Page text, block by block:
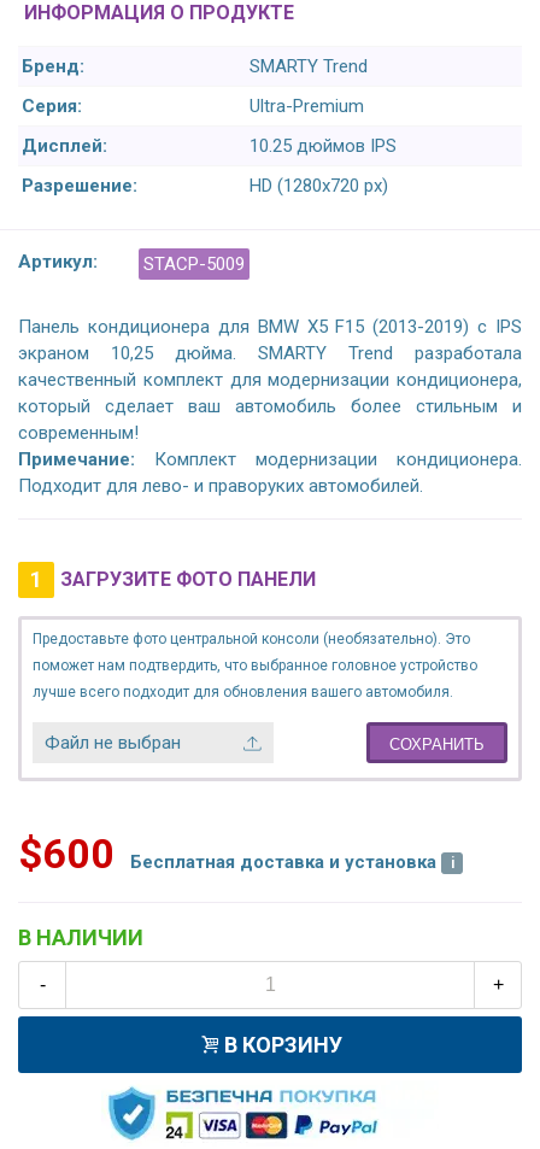
ИНФОРМАЦИЯ О ПРОДУКТЕ
Бренд:
SMARTY Trend
Серия:
Ultra-Premium
Дисплей:
10.25 дюймов IPS
Разрешение:
HD (1280х720 px)
Артикул: STACP-5009
Панель кондиционера для BMW X5 F15 (2013-2019) с IPS
экраном 10,25 дюйма. SMARTY Trend разработала
качественный комплект для модернизации кондиционера,
который сделает ваш автомобиль более стильным и
современным!
Примечание: Комплект модернизации кондиционера.
Подходит для лево- и праворуких автомобилей.
1 ЗАГРУЗИТЕ ФОТО ПАНЕЛИ
Предоставьте фото центральной консоли (необязательно). Это
поможет нам подтвердить, что выбранное головное устройство
лучше всего подходит для обновления вашего автомобиля.
Файл не выбран СОХРАНИТЬ
$600 Бесплатная доставка и установка
В НАЛИЧИИ
- +
В КОРЗИНУ